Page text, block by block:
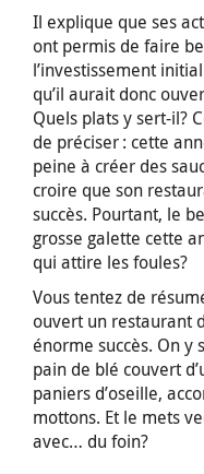
Il explique que ses
ont permis de faire
l’investissement
qu’il aurait donc
Quels plats y sert-il?
de préciser : cette
peine à créer des
croire que son
succès. Pourtant, le
grosse galette cette
qui attire les foules?
Vous tentez de
ouvert un restaurant
énorme succès. On y
pain de blé couvert
paniers d’oseille,
mottons. Et le mets
avec… du foin?